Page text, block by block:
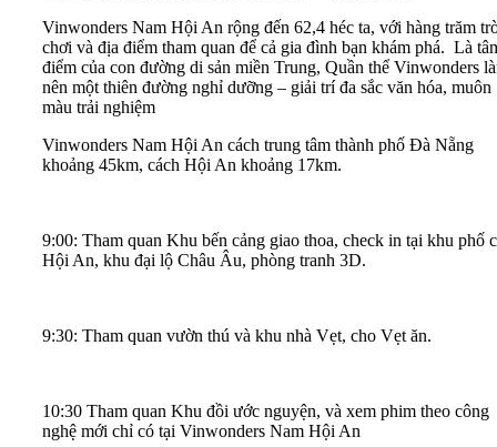
Vinwonders Nam Hội An rộng đến 62,4 héc ta, với hàng trăm
chơi và địa điểm tham quan để cả gia đình bạn khám phá. Là
điểm của con đường di sản miền Trung, Quần thể Vinwonders
nên một thiên đường nghỉ dưỡng – giải trí đa sắc văn hóa, muôn
màu trải nghiệm
Vinwonders Nam Hội An cách trung tâm thành phố Đà Nẵng
khoảng 45km, cách Hội An khoảng 17km.
9:00: Tham quan Khu bến cảng giao thoa, check in tại khu phố
Hội An, khu đại lộ Châu Âu, phòng tranh 3D.
9:30: Tham quan vườn thú và khu nhà Vẹt, cho Vẹt ăn.
10:30 Tham quan Khu đồi ước nguyện, và xem phim theo công
nghệ mới chỉ có tại Vinwonders Nam Hội An